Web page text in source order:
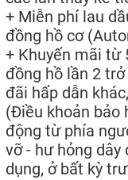
+ Miễn phí lau
đồng hồ cơ
+ Khuyến mãi từ
đồng hồ lần 2
đãi hấp dẫn
(Điều khoản bảo
động từ phía
vỡ - hư hỏng
dụng, ở bất kỳ